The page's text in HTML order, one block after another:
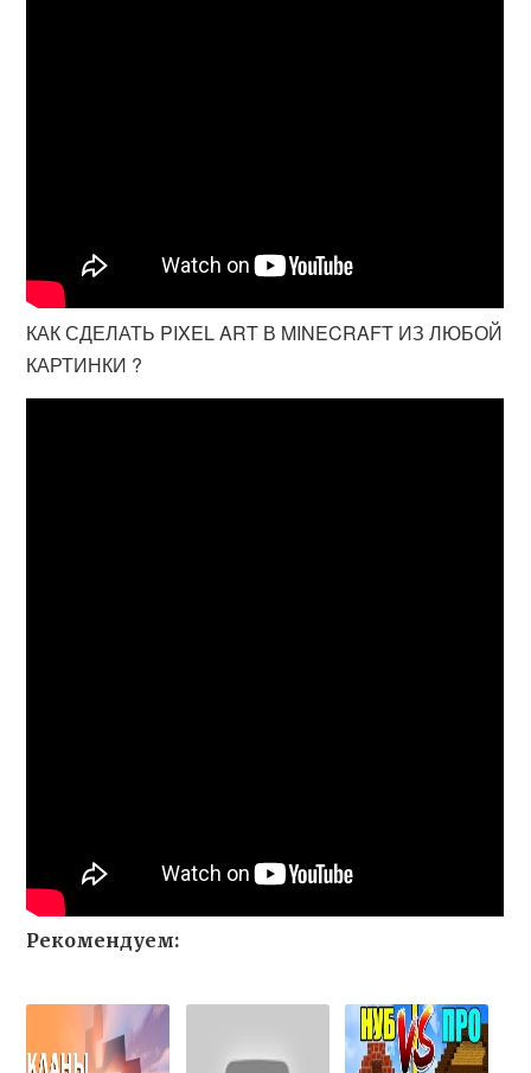
КАК СДЕЛАТЬ PIXEL ART В MINECRAFT ИЗ ЛЮБОЙ
КАРТИНКИ ?
Рекомендуем: